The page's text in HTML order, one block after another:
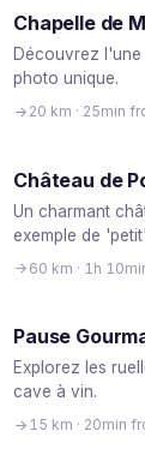
Chapelle de
Découvrez l'une
photo unique.
20 km · 25min
Château de
Un charmant
exemple de
60 km · 1h
Pause
Explorez les
cave à vin.
15 km · 20min